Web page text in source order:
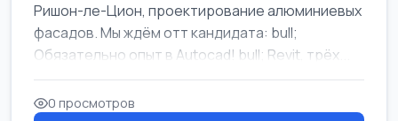
Ришон-ле-Цион, проектирование алюминиевых
фасадов. Мы ждём отт кандидата: bull;
Обязательно опыт в Autocad! bull; Revit, трёх...
0 просмотров